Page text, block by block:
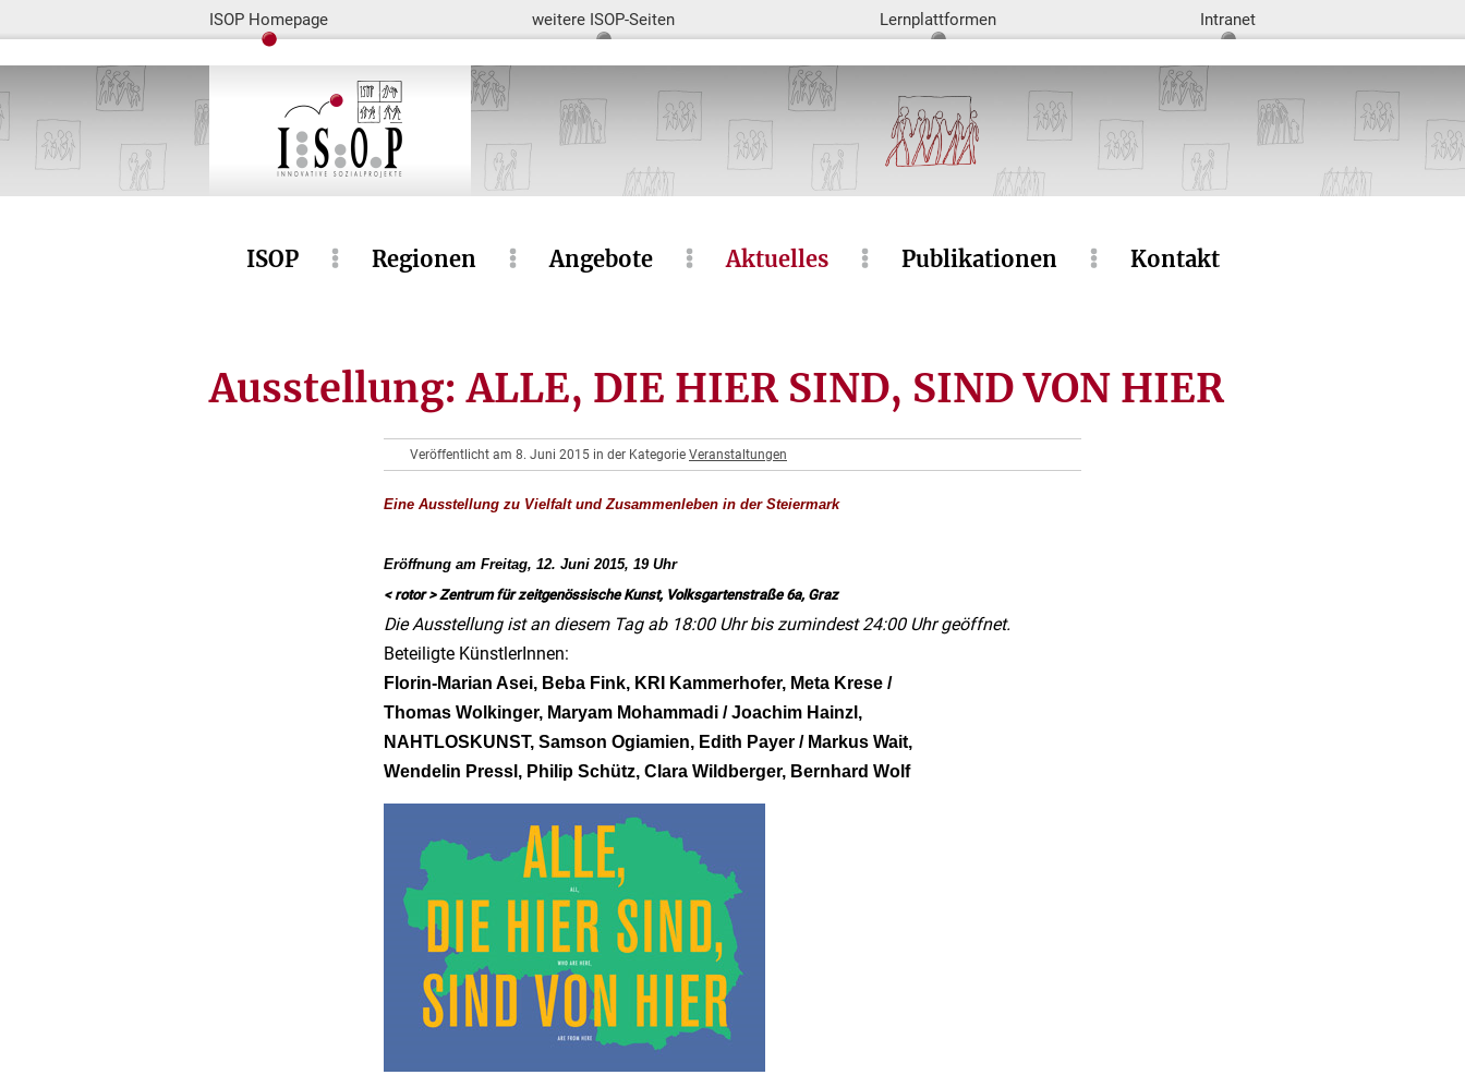
ISOP Homepage weitere ISOP-Seiten Lernplattformen Intranet
ISOP Regionen Angebote Aktuelles Publikationen Kontakt
Ausstellung: ALLE, DIE HIER SIND, SIND VON HIER
Veröffentlicht am 8. Juni 2015 in der Kategorie Veranstaltungen
Eine Ausstellung zu Vielfalt und Zusammenleben in der Steiermark
Eröffnung am Freitag, 12. Juni 2015, 19 Uhr
< rotor > Zentrum für zeitgenössische Kunst, Volksgartenstraße 6a, Graz
Die Ausstellung ist an diesem Tag ab 18:00 Uhr bis zumindest 24:00 Uhr geöffnet.
Beteiligte KünstlerInnen:
Florin-Marian Asei, Beba Fink, KRI Kammerhofer, Meta Krese /
Thomas Wolkinger, Maryam Mohammadi / Joachim Hainzl,
NAHTLOSKUNST, Samson Ogiamien, Edith Payer / Markus Wait,
Wendelin Pressl, Philip Schütz, Clara Wildberger, Bernhard Wolf